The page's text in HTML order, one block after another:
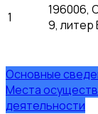
1
196006,
9, литер
Основные
Места
деятельности